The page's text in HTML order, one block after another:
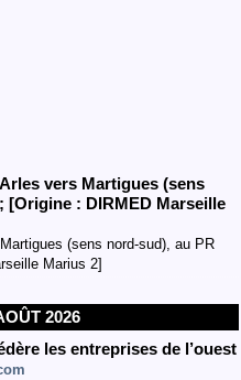
vers Martigues (sens
; [Origine : DIRMED Marseille
(sens nord-sud), au PR
Marius 2]
2026
les entreprises de l’ouest